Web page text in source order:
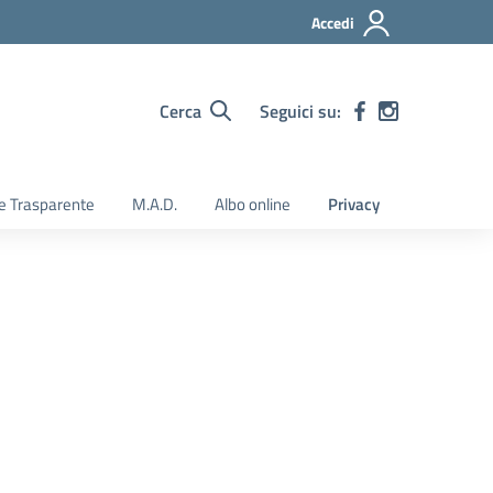
Accedi
Cerca Seguici su:
Trasparente M.A.D. Albo online Privacy